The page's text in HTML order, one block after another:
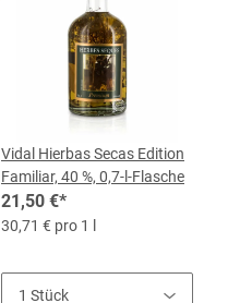
Vidal Hierbas Secas Edition
Familiar, 40 %, 0,7-l-Flasche
21,50 €*
30,71 € pro 1 l